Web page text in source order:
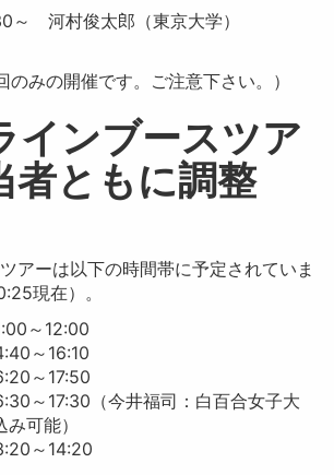
～ 河村俊太郎（東京大学）
のみの開催です。ご注意下さい。）
インブースツア
者ともに調整
アーは以下の時間帯に予定されていま
現在）。
～12:00
～16:10
～17:50
～17:30（今井福司：白百合女子大
可能）
～14:20